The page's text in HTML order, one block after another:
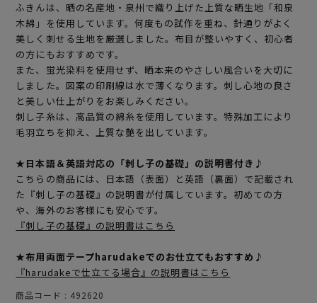
ふきんは、晒の名産地・泉州で織り上げた上質な晒生地「和泉
木綿」を使用しています。何度もの試作を重ね、針通りがよく
美しく刺せる生地を厳選しました。布目が整いやすく、初心者
の方にもおすすめです。
また、蛍光染料を使用せず、晒本来のやさしい風合いを大切に
しました。図案の印刷線は水で薄くなります。刺し心地の良さ
と美しい仕上がりをお楽しみください。
刺し子糸は、高品質の綿糸を使用しています。特殊加工により
毛羽立ちを抑え、上質な艶を出しています。
★日本語＆英語対応の「刺し子の基礎」の説明書付き♪
こちらの商品には、日本語（表面）と英語（裏面）で記載され
た『刺し子の基礎』の説明書が付属しています。初めての方
や、海外のお客様にも安心です。
『刺し子の基礎』の説明書はこちら
★布用両面テープharudakeでのお仕立てもおすすめ♪
『harudakeで仕立てる場合』の説明書はこちら
商品コード 492620